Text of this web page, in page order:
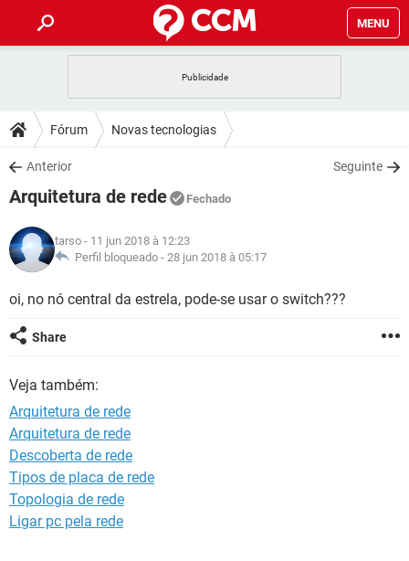
MENU
CELULAR FACEBOOK
OUTLOOK
INSTAGRAM GMAIL
GUIA DE COMPRAS
DICAS
JOGOS WHATSAPP
INSTAGRAM
GUIA DE COMPRAS
DOWNLOADS
JOGOS WHATSAPP
CELULAR
OUTLOOK EXCEL
INSTAGRAM
FÓRUM
JOGOS
CELULAR
OUTLOOK EXCEL
INSTAGRAM
GLOSSÁRIO
JOGOS
INSTAGRAM
GUIA DE COMPRAS
Fórum Novas tecnologias
Anterior Seguinte
Arquitetura de rede Fechado
tarso - 11 jun 2018 à 12:23
Perfil bloqueado - 28 jun 2018 à 05:17
oi, no nó central da estrela, pode-se usar o switch???
Share
Veja também:
Arquitetura de rede
Arquitetura de rede
Descoberta de rede
Tipos de placa de rede
Topologia de rede
Ligar pc pela rede